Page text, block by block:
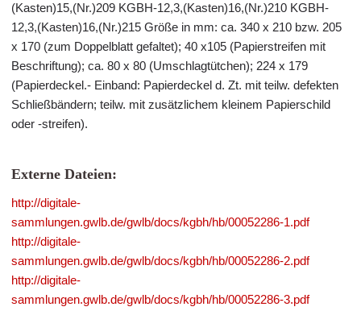
(Kasten)15,(Nr.)209 KGBH-12,3,(Kasten)16,(Nr.)210 KGBH-
12,3,(Kasten)16,(Nr.)215 Größe in mm: ca. 340 x 210 bzw. 205
x 170 (zum Doppelblatt gefaltet); 40 x105 (Papierstreifen mit
Beschriftung); ca. 80 x 80 (Umschlagtütchen); 224 x 179
(Papierdeckel.- Einband: Papierdeckel d. Zt. mit teilw. defekten
Schließbändern; teilw. mit zusätzlichem kleinem Papierschild
oder -streifen).
Externe Dateien:
http://digitale-
sammlungen.gwlb.de/gwlb/docs/kgbh/hb/00052286-1.pdf
http://digitale-
sammlungen.gwlb.de/gwlb/docs/kgbh/hb/00052286-2.pdf
http://digitale-
sammlungen.gwlb.de/gwlb/docs/kgbh/hb/00052286-3.pdf